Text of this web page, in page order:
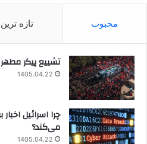
محبوب تازه ترین
تشییع پیکر
1405.04.22
چرا اسرائیل
می‌کند؟
1405.04.22